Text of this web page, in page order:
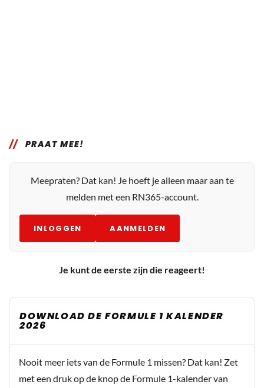
PRAAT MEE!
Meepraten? Dat kan! Je hoeft je alleen maar aan te
melden met een RN365-account.
INLOGGEN AANMELDEN
Je kunt de eerste zijn die reageert!
DOWNLOAD DE FORMULE 1 KALENDER
2026
Nooit meer iets van de Formule 1 missen? Dat kan! Zet
met een druk op de knop de Formule 1-kalender van